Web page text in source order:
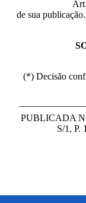
de sua publicação.
(*) Decisão
PUBLICADA
S/1, P.